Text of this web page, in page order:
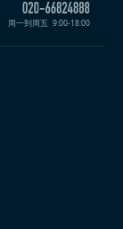
周一到周五 9:00-18:00